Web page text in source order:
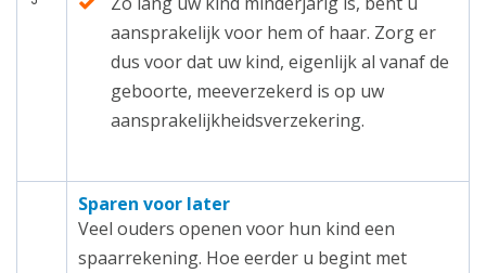
aansprakelijk voor hem of haar. Zorg er
dus voor dat uw kind, eigenlijk al vanaf de
geboorte, meeverzekerd is op uw
aansprakelijkheidsverzekering.
Sparen voor later
Veel ouders openen voor hun kind een
spaarrekening. Hoe eerder u begint met